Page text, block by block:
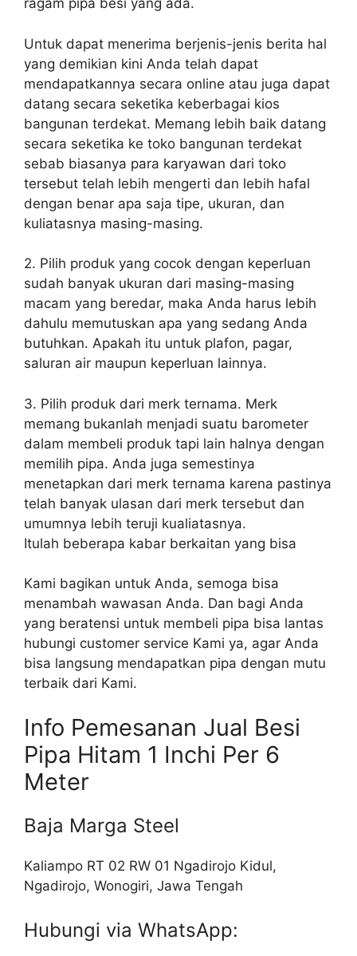
ragam pipa besi yang ada.
Untuk dapat menerima berjenis-jenis berita hal
yang demikian kini Anda telah dapat
mendapatkannya secara online atau juga dapat
datang secara seketika keberbagai kios
bangunan terdekat. Memang lebih baik datang
secara seketika ke toko bangunan terdekat
sebab biasanya para karyawan dari toko
tersebut telah lebih mengerti dan lebih hafal
dengan benar apa saja tipe, ukuran, dan
kuliatasnya masing-masing.
2. Pilih produk yang cocok dengan keperluan
sudah banyak ukuran dari masing-masing
macam yang beredar, maka Anda harus lebih
dahulu memutuskan apa yang sedang Anda
butuhkan. Apakah itu untuk plafon, pagar,
saluran air maupun keperluan lainnya.
3. Pilih produk dari merk ternama. Merk
memang bukanlah menjadi suatu barometer
dalam membeli produk tapi lain halnya dengan
memilih pipa. Anda juga semestinya
menetapkan dari merk ternama karena pastinya
telah banyak ulasan dari merk tersebut dan
umumnya lebih teruji kualiatasnya.
Itulah beberapa kabar berkaitan yang bisa
Kami bagikan untuk Anda, semoga bisa
menambah wawasan Anda. Dan bagi Anda
yang beratensi untuk membeli pipa bisa lantas
hubungi customer service Kami ya, agar Anda
bisa langsung mendapatkan pipa dengan mutu
terbaik dari Kami.
Info Pemesanan Jual Besi
Pipa Hitam 1 Inchi Per 6
Meter
Baja Marga Steel
Kaliampo RT 02 RW 01 Ngadirojo Kidul,
Ngadirojo, Wonogiri, Jawa Tengah
Hubungi via WhatsApp: